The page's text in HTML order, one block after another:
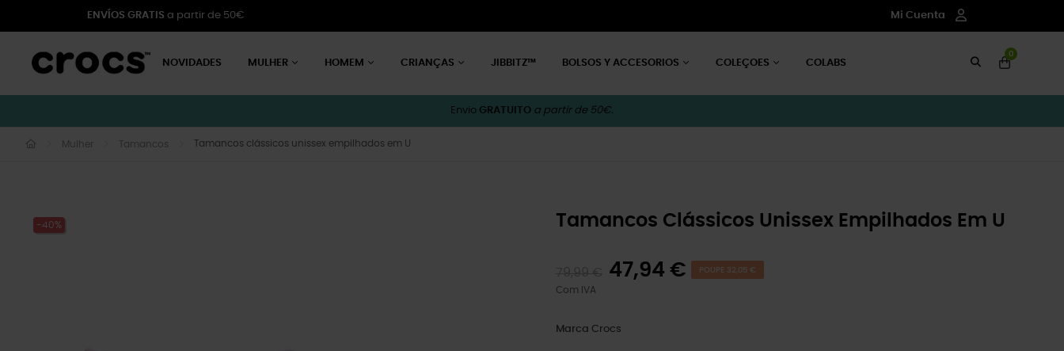
ENVÍOS GRATIS a partir de 50€ Mi Cuenta
NOVIDADES MULHER HOMEM CRIANÇAS JIBBITZ™ BOLSOS Y ACCESORIOS COLEÇOES COLABS
0
Envio GRATUITO a partir de 50€.
Mulher Tamancos Tamancos clássicos unissex empilhados em U
-40% Tamancos Clássicos Unissex Empilhados Em U
47,94 € POUPE 32,05 €
Com IVA
Marca Crocs